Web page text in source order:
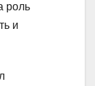
роль
и